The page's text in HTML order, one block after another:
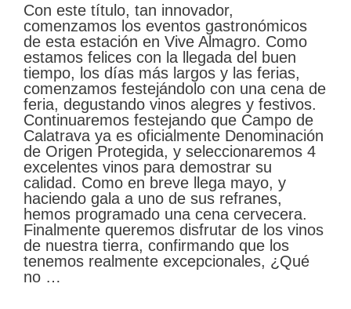
Con este título, tan innovador,
comenzamos los eventos gastronómicos
de esta estación en Vive Almagro. Como
estamos felices con la llegada del buen
tiempo, los días más largos y las ferias,
comenzamos festejándolo con una cena de
feria, degustando vinos alegres y festivos.
Continuaremos festejando que Campo de
Calatrava ya es oficialmente Denominación
de Origen Protegida, y seleccionaremos 4
excelentes vinos para demostrar su
calidad. Como en breve llega mayo, y
haciendo gala a uno de sus refranes,
hemos programado una cena cervecera.
Finalmente queremos disfrutar de los vinos
de nuestra tierra, confirmando que los
tenemos realmente excepcionales, ¿Qué
no …